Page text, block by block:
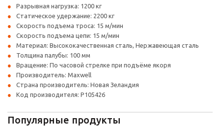
Разрывная нагрузка: 1200 кг
Статическое удержание: 2200 кг
Скорость подъема троса: 15 м/мин
Скорость подъема цепи: 15 м/мин
Материал: Высококачественная сталь, Нержавеющая сталь
Толщина палубы: 100 мм
Вращение: По часовой стрелке при подъёме якоря
Производитель: Maxwell
Страна производитель: Новая Зеландия
Код производителя: P105426
Популярные продукты